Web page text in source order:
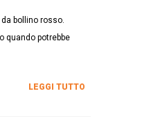
bollino rosso.
quando potrebbe
LEGGI TUTTO